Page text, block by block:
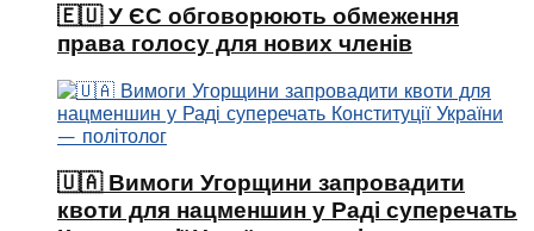
🇪🇺 У ЄС обговорюють обмеження
права голосу для нових членів
🇺🇦 Вимоги Угорщини запровадити
квоти для нацменшин у Раді суперечать